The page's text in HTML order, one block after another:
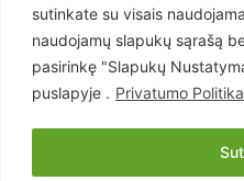
sutinkate su visais
naudojamų slapukų sąrašą
pasirinkę "Slapukų
puslapyje . Privatumo Politika
Pasaulis
Статьи на русском
Articles in english